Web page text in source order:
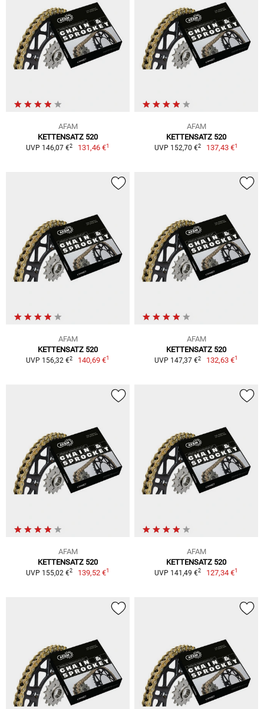
AFAM
KETTENSATZ 520
UVP 146,07 €2 131,46 €1
AFAM
KETTENSATZ 520
UVP 152,70 €2 137,43 €1
AFAM
KETTENSATZ 520
UVP 156,32 €2 140,69 €1
AFAM
KETTENSATZ 520
UVP 147,37 €2 132,63 €1
AFAM
KETTENSATZ 520
UVP 155,02 €2 139,52 €1
AFAM
KETTENSATZ 520
UVP 141,49 €2 127,34 €1